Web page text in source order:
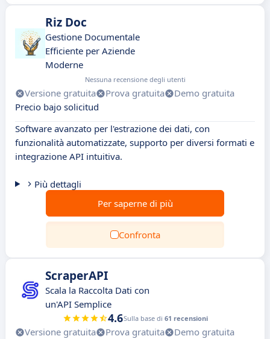
Riz Doc
Gestione Documentale
Efficiente per Aziende
Moderne
Nessuna recensione degli utenti
Versione gratuita Prova gratuita
Demo gratuita
Precio bajo solicitud
Software avanzato per l'estrazione dei dati, con
funzionalità automatizzate, supporto per diversi formati e
integrazione API intuitiva.
Più dettagli
Per saperne di più
Confronta
ScraperAPI
Scala la Raccolta Dati con
un'API Semplice
4.6Sulla base di 61 recensioni
Versione gratuita Prova gratuita
Demo gratuita